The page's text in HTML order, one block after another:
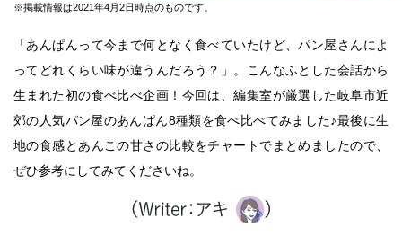
※掲載情報は2021年4月2日時点のものです。
「あんぱんって今まで何となく食べていたけど、パン屋さんによ
ってどれくらい味が違うんだろう？」。こんなふとした会話から
生まれた初の食べ比べ企画！今回は、編集室が厳選した岐阜市近
郊の人気パン屋のあんぱん8種類を食べ比べてみました♪最後に生
地の食感とあんこの甘さの比較をチャートでまとめましたので、
ぜひ参考にしてみてくださいね。